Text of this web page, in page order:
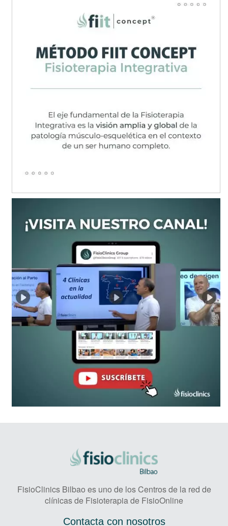
FisioClinics Bilbao es uno de los Centros de la red de
clínicas de Fisioterapia de FisioOnline
Contacta con nosotros